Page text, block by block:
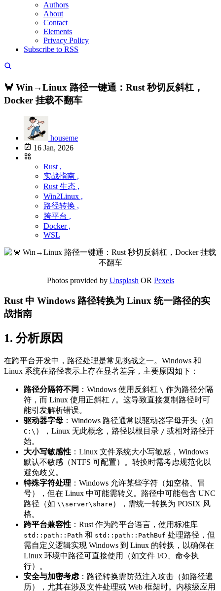
Authors
About
Contact
Elements
Privacy Policy
Subscribe to RSS
🦀 Win→Linux 路径一键通：Rust 秒切反斜杠，
Docker 挂载不翻车
houseme
16 Jan, 2026
Rust ,
实战指南 ,
Rust 生态 ,
Win2Linux ,
路径转换 ,
跨平台 ,
Docker ,
WSL
Photos provided by Unsplash OR Pexels
Rust 中 Windows 路径转换为 Linux 统一路径的实
战指南
1. 分析原因
在跨平台开发中，路径处理是常见挑战之一。Windows 和
Linux 系统在路径表示上存在显著差异，主要原因如下：
路径分隔符不同 ：Windows 使用反斜杠 \ 作为路径分隔
符，而 Linux 使用正斜杠 / 。这导致直接复制路径时可
能引发解析错误。
驱动器字母 ：Windows 路径通常以驱动器字母开头（如
C:\ ），Linux 无此概念，路径以根目录 / 或相对路径开
始。
大小写敏感性 ：Linux 文件系统大小写敏感，Windows
默认不敏感（NTFS 可配置）。转换时需考虑规范化以
避免歧义。
特殊字符处理 ：Windows 允许某些字符（如空格、冒
号），但在 Linux 中可能需转义。路径中可能包含 UNC
路径（如 \\server\share ），需统一转换为 POSIX 风
格。
跨平台兼容性 ：Rust 作为跨平台语言，使用标准库
std::path::Path 和 std::path::PathBuf 处理路径，但
需自定义逻辑实现 Windows 到 Linux 的转换，以确保在
Linux 环境中路径可直接使用（如文件 I/O、命令执
行）。
安全与加密考虑 ：路径转换需防范注入攻击（如路径遍
历），尤其在涉及文件处理或 Web 框架时。内核级应用